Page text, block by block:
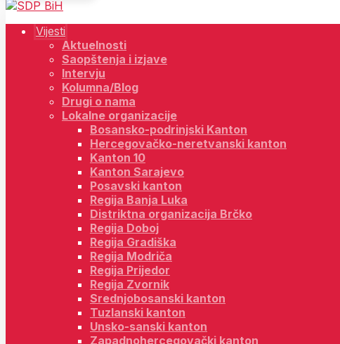
Vijesti
Aktuelnosti
Saopštenja i izjave
Intervju
Kolumna/Blog
Drugi o nama
Lokalne organizacije
Bosansko-podrinjski Kanton
Hercegovačko-neretvanski kanton
Kanton 10
Kanton Sarajevo
Posavski kanton
Regija Banja Luka
Distriktna organizacija Brčko
Regija Doboj
Regija Gradiška
Regija Modriča
Regija Prijedor
Regija Zvornik
Srednjobosanski kanton
Tuzlanski kanton
Unsko-sanski kanton
Zapadnohercegovački kanton